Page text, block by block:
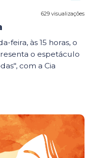
629 visualizações
feira, às 15 horas, o
o espetáculo
com a Cia